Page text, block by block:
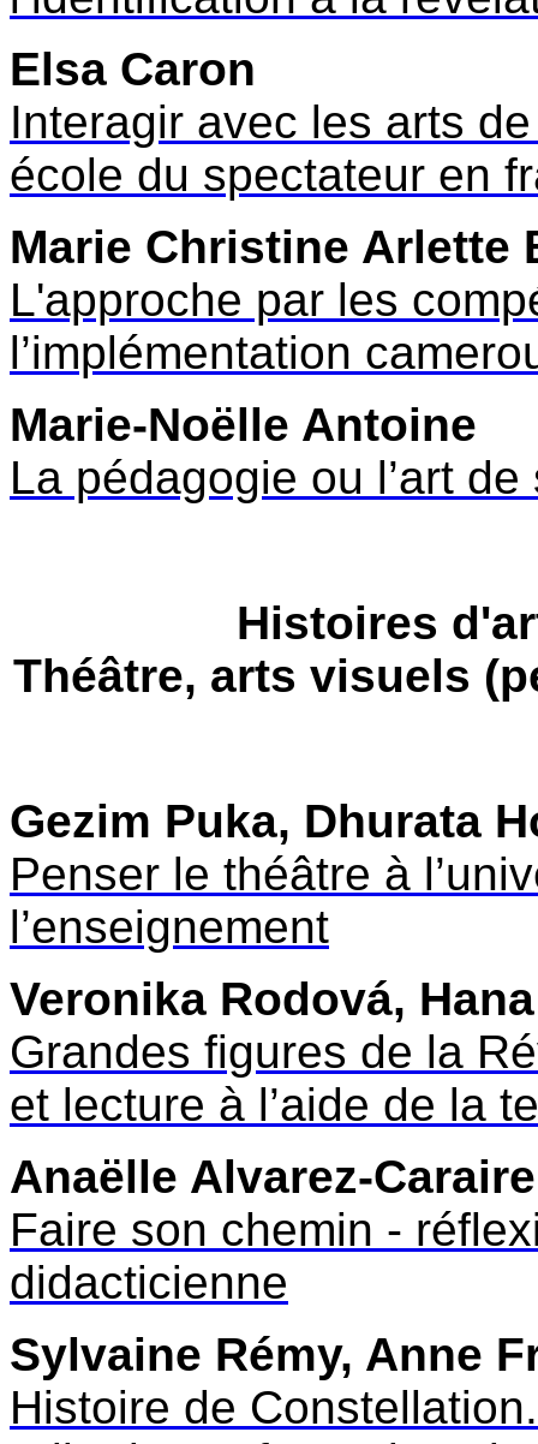
Elsa Caron
Interagir avec les arts
école du spectateur en
Marie Christine Arlette
L'approche par les
l’implémentation
Marie-Noëlle Antoine
La pédagogie ou l’art
Histoires
Théâtre, arts visuels
Gezim Puka, Dhurata
Penser le théâtre à
l’enseignement
Veronika Rodová,
Grandes figures de la
et lecture à l’aide de la
Anaëlle Alvarez-
Faire son chemin -
didacticienne
Sylvaine Rémy, Anne
Histoire de